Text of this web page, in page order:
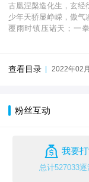
古凰涅槃造化生，玄经
少年天骄显峥嵘，傲气
覆雨时镇压诸天；一
查看目录 2022年02
粉丝互动
 我要
总计527033逐